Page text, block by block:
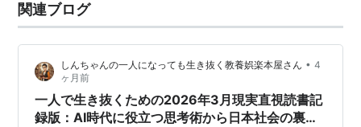
関連ブログ
しんちゃんの一人になっても生き抜く教養娯楽本屋さん • 4
ヶ月前
一人で生き抜くための2026年3月現実直視読書記
録版：AI時代に役立つ思考術から日本社会の裏側